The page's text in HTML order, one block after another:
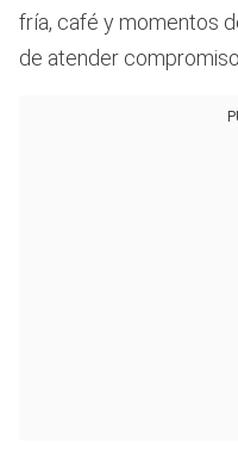
fría, café y momentos
de atender